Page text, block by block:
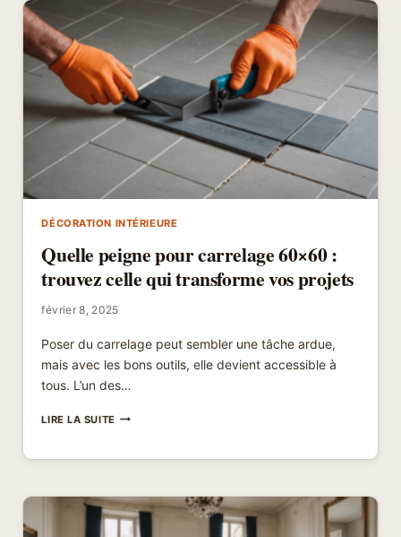
COMBINAISONS
SURPRENANTES
À
EXPLORER
DÉCORATION INTÉRIEURE
Quelle peigne pour carrelage 60×60 :
trouvez celle qui transforme vos projets
février 8, 2025
Poser du carrelage peut sembler une tâche ardue,
mais avec les bons outils, elle devient accessible à
tous. L’un des…
LIRE LA SUITEQUELLE
CARRELAGE
:
TROUVEZ
CELLE